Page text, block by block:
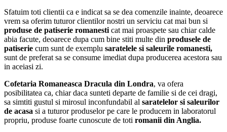
Sfatuim toti clientii ca e indicat sa se dea comenzile inainte, deoarece
vrem sa oferim tuturor clientilor nostri un serviciu cat mai bun si
produse de patiserie romanesti cat mai proaspete sau chiar calde
abia facute, deoarece dupa cum bine stiti multe din produsele de
patiserie cum sunt de exemplu saratelele si saleurile romanesti,
sunt de preferat sa se consume imediat dupa producerea acestora sau
in aceiasi zi.
Cofetaria Romaneasca Dracula din Londra, va ofera
posibilitatea ca, chiar daca sunteti departe de familie si de cei dragi,
sa simtiti gustul si mirosul inconfundabil al saratelelor si saleurilor
de acasa si a tuturor produselor pe care le producem in laboratorul
propriu, produse foarte cunoscute de toti romanii din Anglia.